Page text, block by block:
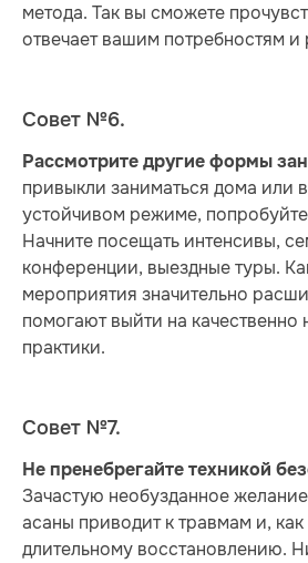
метода. Так вы сможете
отвечает вашим потребностям и
Совет №6.
Рассмотрите другие формы
привыкли заниматься дома или
устойчивом режиме,
Начните посещать интенсивы,
конференции, выездные туры.
мероприятия значительно
помогают выйти на качественно
практики.
Совет №7.
Не пренебрегайте техникой
Зачастую необузданное
асаны приводит к травмам и, как
длительному восстановлению.